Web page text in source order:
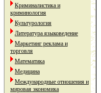
Криминалистика и
криминология
Культурология
Литература языковедение
Маркетинг реклама и
торговля
Математика
Медицина
Международные отношения и
мировая экономика